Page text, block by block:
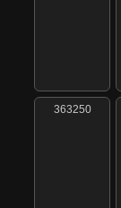
363250